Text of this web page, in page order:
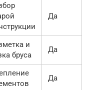
Да
и
бруса
Да
Да